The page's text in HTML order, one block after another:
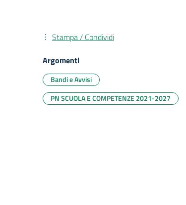
Stampa / Condividi
Argomenti
Bandi e Avvisi
PN SCUOLA E COMPETENZE 2021-2027